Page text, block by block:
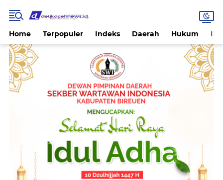
Home Terpopuler Indeks Daerah Hukum